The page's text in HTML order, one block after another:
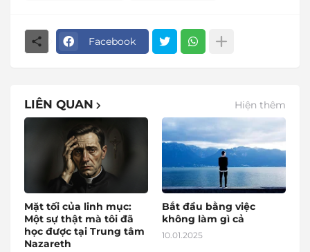
Facebook
LIÊN QUAN Hiện thêm
Mặt tối của linh mục:
Một sự thật mà tôi đã
học được tại Trung tâm
Nazareth
Bắt đầu bằng việc
không làm gì cả
10.01.2025